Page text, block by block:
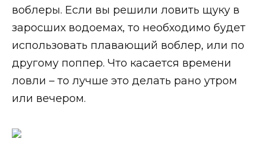
воблеры. Если вы решили ловить щуку в
заросших водоемах, то необходимо будет
использовать плавающий воблер, или по
другому поппер. Что касается времени
ловли – то лучше это делать рано утром
или вечером.